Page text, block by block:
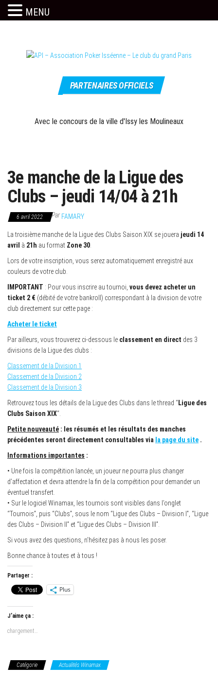
API –
Association
Isséenne –
officiel
PARTENAIRES OFFICIELS
Avec le concours de la ville d'Issy les Moulineaux
3e manche de la Ligue des
Clubs – jeudi 14/04 à 21h
6 avril 2022 ParFAMARY
La troisième manche de la Ligue des Clubs Saison XIX se jouera jeudi 14
avril à 21h au format Zone 30
Lors de votre inscription, vous serez automatiquement enregistré aux
couleurs de votre club.
IMPORTANT : Pour vous inscrire au tournoi, vous devez acheter un
ticket 2 € (débité de votre bankroll) correspondant à la division de votre
club directement sur cette page :
Acheter le ticket
Par ailleurs, vous trouverez ci-dessous le classement en direct des 3
divisions de la Ligue des clubs :
Classement de la Division 1
Classement de la Division 2
Classement de la Division 3
Retrouvez tous les détails de la Ligue des Clubs dans le thread “Ligue des
Clubs Saison XIX“.
Petite nouveauté : les résumés et les résultats des manches
précédentes seront directement consultables via la page du site .
Informations importantes :
• Une fois la compétition lancée, un joueur ne pourra plus changer
d’affectation et devra attendre la fin de la compétition pour demander un
éventuel transfert.
• Sur le logiciel Winamax, les tournois sont visibles dans l’onglet
“Tournois”, puis “Clubs”, sous le nom “Ligue des Clubs – Division I”, “Ligue
des Clubs – Division II” et “Ligue des Clubs – Division III”.
Si vous avez des questions, n’hésitez pas à nous les poser.
Bonne chance à toutes et à tous !
Partager :
Plus
J’aime ça :
chargement…
Catégorie Actualités Winamax
MENU